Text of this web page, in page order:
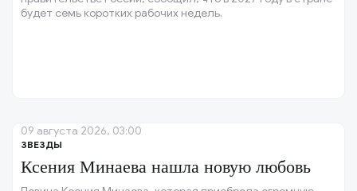
будет семь коротких рабочих недель.
ЗВЕЗДЫ
Ксения Минаева нашла новую любовь
09 августа 2026, 03:00